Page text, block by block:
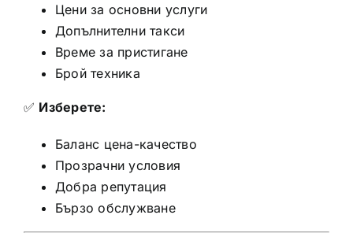
Цени за основни услуги
Допълнителни такси
Време за пристигане
Брой техника
✅ Изберете:
Баланс цена-качество
Прозрачни условия
Добра репутация
Бързо обслужване